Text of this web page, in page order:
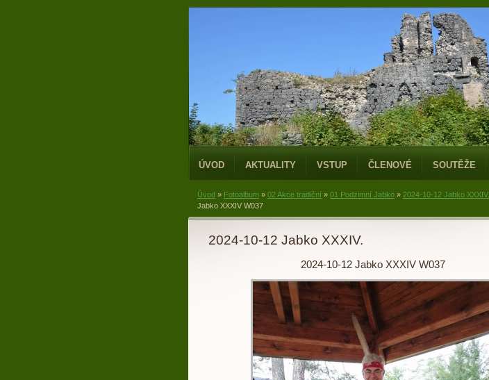
ÚVOD AKTUALITY VSTUP ČLENOVÉ SOUTĚŽE
Úvod » Fotoalbum » 02 Akce tradiční » 01 Podzimní Jabko » 2024-10-12 Jabko XXXIV.
Jabko XXXIV W037
2024-10-12 Jabko XXXIV.
2024-10-12 Jabko XXXIV W037